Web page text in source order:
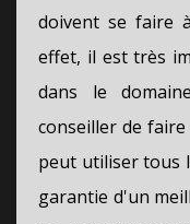
doivent se faire
effet, il est très
dans le
conseiller de
peut utiliser tous
garantie d'un